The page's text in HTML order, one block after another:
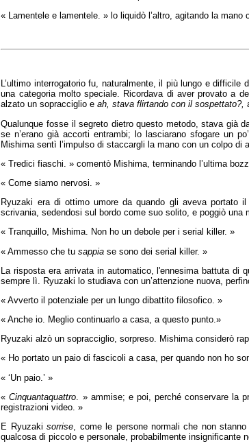
« Lamentele e lamentele. » lo liquidò l’altro, agitando la mano
L’ultimo interrogatorio fu, naturalmente, il più lungo e
una categoria molto speciale. Ricordava di aver provato a
alzato un sopracciglio eah, stava flirtando con il sospettato?,
Qualunque fosse il segreto dietro questo metodo, stava già
se n’erano già accorti entrambi; lo lasciarano sfogare un
Mishima sentì l’impulso di staccargli la mano con un colpo
« Tredici fiaschi. » comentò Mishima, terminando l’ultima
« Come siamo nervosi. »
Ryuzaki era di ottimo umore da quando gli aveva portato
scrivania, sedendosi sul bordo come suo solito, e poggiò una
« Tranquillo, Mishima. Non ho un debole per i serial killer. »
« Ammesso che tusappia se sono dei serial killer. »
La risposta era arrivata in automatico, l'ennesima battuta di
sempre lì. Ryuzaki lo studiava con un’attenzione nuova,
« Avverto il potenziale per un lungo dibattito filosofico. »
« Anche io. Meglio continuarlo a casa, a questo punto.»
Ryuzaki alzò un sopracciglio, sorpreso. Mishima considerò
« Ho portato un paio di fascicoli a casa, per quando non ho
« ‘Un paio.’ »
«Cinquantaquattro . » ammise; e poi, perché conservare la
registrazioni video. »
E Ryuzakisorrise, come le persone normali che non
qualcosa di piccolo e personale, probabilmente insignificante